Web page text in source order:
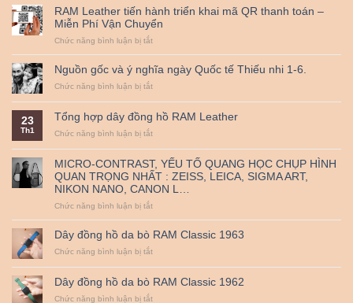
cùng
RAM
Leather
nha
!
B2
nhỏ
dành
cho
đồng
hồ
25mm
đến
38mm
các
màu
dây
hồ
Vegtan
nhuộm
công
RAM
RAM Leather tiến hành triển khai mã QR thanh toán –
Miễn Phí Vận Chuyển
Chức năng bình luận bị tắtở
tiến
hành
khai
mã
QR
–
Miễn
Phí
Vận
Nguồn gốc và ý nghĩa ngày Quốc tế Thiếu nhi 1-6.
Chức năng bình luận bị tắtở
và
ý
Quốc
tế
Thiếu
nhi
23
Th1
Tổng hợp dây đồng hồ RAM Leather
Chức năng bình luận bị tắtở
dây
đồng
hồ
RAM
MICRO-CONTRAST, YẾU TỐ QUANG HỌC CHỤP HÌNH
QUAN TRỌNG NHẤT : ZEISS, LEICA, SIGMA ART,
NIKON NANO, CANON L…
Chức năng bình luận bị tắtở
YẾU
TỐ
CHỤP
HÌNH
Dây đồng hồ da bò RAM Classic 1963
Chức năng bình luận bị tắtở
hồ
da
Dây đồng hồ da bò RAM Classic 1962
Chức năng bình luận bị tắtở